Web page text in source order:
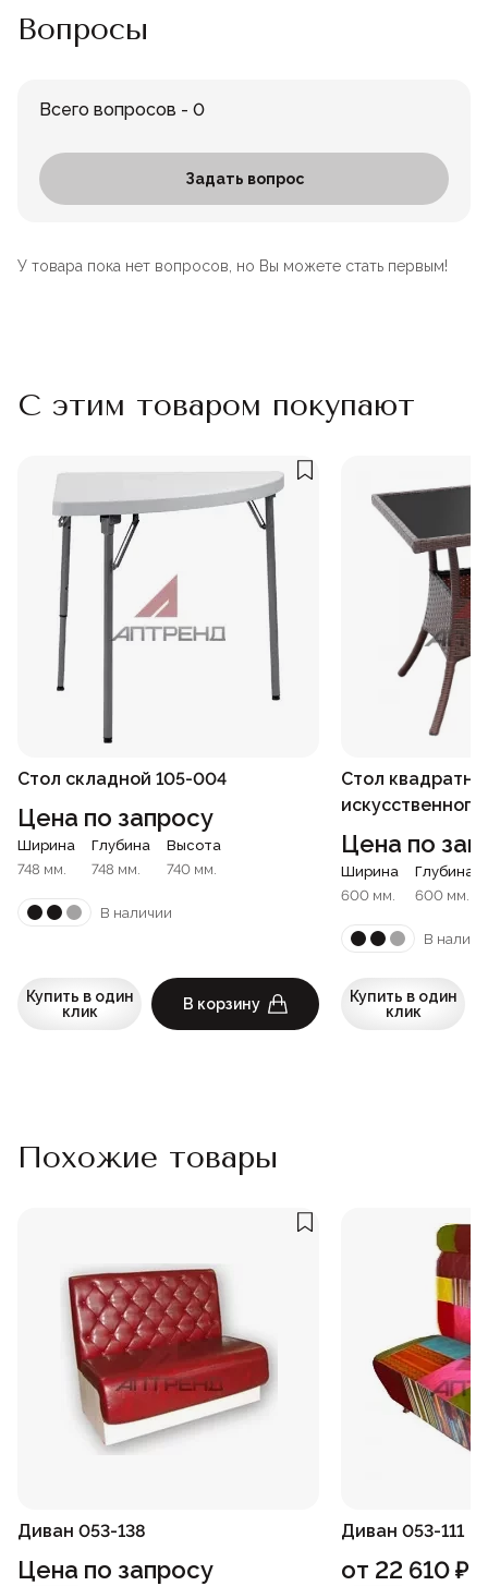
Вопросы
Всего вопросов - 0
Задать вопрос
У товара пока нет вопросов, но Вы можете стать первым!
С этим товаром покупают
Стол складной 105-004
Цена по запросу
Ширина
748 мм.
Глубина
748 мм.
Высота
740 мм.
В наличии
Купить в один
клик
В корзину
Стол
Цена по
Ширина
600 мм.
Глубина
600 мм.
В
Купить в один
клик
Похожие товары
Диван 053-138
Цена по запросу
Диван 053-111
от 22 610₽